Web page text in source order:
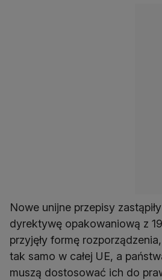
Nowe unijne przepisy
dyrektywę opakowaniową z
przyjęły formę
tak samo w całej UE, a
muszą dostosować ich do